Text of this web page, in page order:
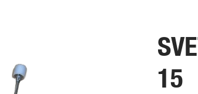
15